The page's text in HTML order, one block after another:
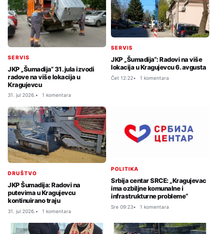
SERVIS
JKP „Šumadija“ 31. jula izvodi
radove na više lokacija u
Kragujevcu
31. jul 2026. 1 komentara
SERVIS
JKP „Šumadija“: Radovi na više
lokacija u Kragujevcu 6. avgusta
Čet 12:22 1 komentara
DRUŠTVO
JKP Šumadija: Radovi na
putevima u Kragujevcu
kontinuirano traju
31. jul 2026. 1 komentara
POLITIKA
Srbija centar SRCE: „Kragujevac
ima ozbiljne komunalne i
infrastrukturne probleme“
Sre 09:23 1 komentara